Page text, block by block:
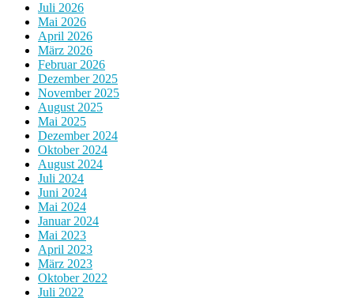
Juli 2026
Mai 2026
April 2026
März 2026
Februar 2026
Dezember 2025
November 2025
August 2025
Mai 2025
Dezember 2024
Oktober 2024
August 2024
Juli 2024
Juni 2024
Mai 2024
Januar 2024
Mai 2023
April 2023
März 2023
Oktober 2022
Juli 2022